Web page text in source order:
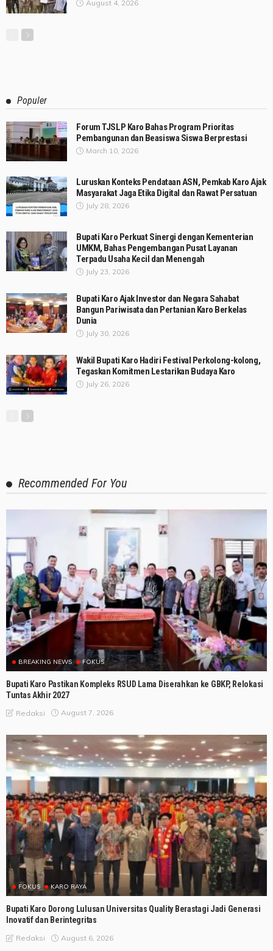
August 4, 2026
Populer
Forum TJSLP Karo Bahas Program Prioritas
Pembangunan dan Beasiswa Siswa Berprestasi
March 10, 2026
Luruskan Konteks Pendataan ASN, Pemkab Karo Ajak
Masyarakat Jaga Etika Digital dan Rawat Persatuan
July 28, 2026
Bupati Karo Perkuat Sinergi dengan Kementerian
UMKM, Bahas Pengembangan Pusat Layanan
Terpadu Usaha Kecil dan Menengah
July 23, 2026
Bupati Karo Ajak Investor dan Negara Sahabat
Bangun Pariwisata dan Pertanian Karo Berkelas
Dunia
July 30, 2026
Wakil Bupati Karo Hadiri Festival Perkolong-kolong,
Tegaskan Komitmen Lestarikan Budaya Karo
July 26, 2026
Recommended For You
BREAKING NEWS FOKUS
Bupati Karo Pastikan Kompleks RSUD Lama Diserahkan ke GBKP, Relokasi
Tuntas Akhir 2027
Redaksi August 7, 2026
FOKUS KARO RAYA
Bupati Karo Dorong Lulusan Universitas Quality Berastagi Jadi Generasi
Inovatif dan Berintegritas
Redaksi August 6, 2026